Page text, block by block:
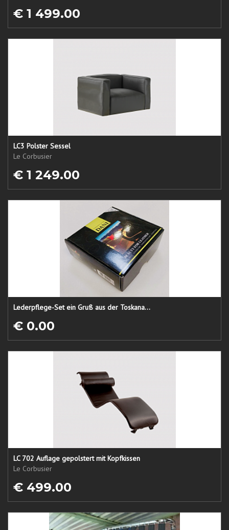
€ 1 499.00
LC3 Polster Sessel
Le Corbusier
€ 1 249.00
Lederpflege-Set ein Gruß aus der Toskana...
€ 0.00
LC 702 Auflage gepolstert mit Kopfkissen
Le Corbusier
€ 499.00